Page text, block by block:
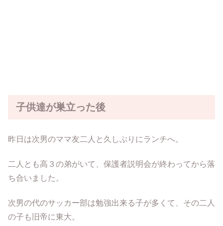
子供達が巣立った後
昨日は次男のママ友二人と久しぶりにランチへ。
二人とも高３の弟がいて、保護者説明会が終わってから落
ち合いました。
次男の代のサッカー部は勉強出来る子が多くて、その二人
の子も旧帝に東大。